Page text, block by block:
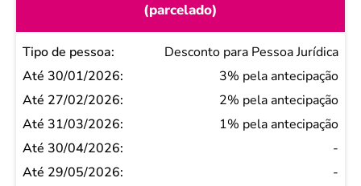
(parcelado)
Tipo
de
pessoa
Até
30/01/2026
Até
Desconto para Pessoa Jurídica
3% pela antecipação
2% pela antecipação
1% pela antecipação
-
-